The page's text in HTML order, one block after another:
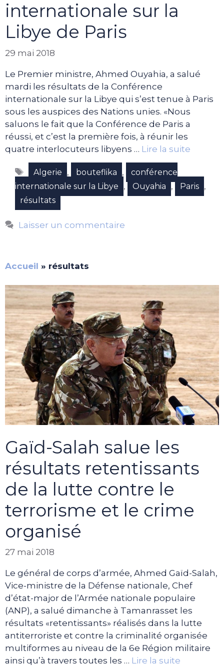
internationale sur la
Libye de Paris
29 mai 2018
Le Premier ministre, Ahmed Ouyahia, a salué
mardi les résultats de la Conférence
internationale sur la Libye qui s’est tenue à Paris
sous les auspices des Nations unies. «Nous
saluons le fait que la Conférence de Paris a
réussi, et c’est la première fois, à réunir les
quatre interlocuteurs libyens … Lire la suite
Étiquettes
Algerie , bouteflika ,
conférence
internationale sur la Libye
, Ouyahia , Paris ,
résultats
Laisser un commentaire
Accueil » résultats
Gaïd-Salah salue les
résultats retentissants
de la lutte contre le
terrorisme et le crime
organisé
27 mai 2018
Le général de corps d’armée, Ahmed Gaïd-Salah,
Vice-ministre de la Défense nationale, Chef
d’état-major de l’Armée nationale populaire
(ANP), a salué dimanche à Tamanrasset les
résultats «retentissants» réalisés dans la lutte
antiterroriste et contre la criminalité organisée
multiformes au niveau de la 6e Région militaire
ainsi qu’à travers toutes les … Lire la suite